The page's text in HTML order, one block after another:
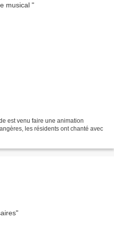
est venu faire une animation
les résidents ont chanté avec